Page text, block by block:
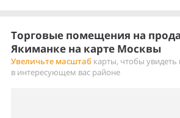
Торговые помещения на
Якиманке на карте Москвы
Увеличьте масштаб карты, чтобы увидеть
в интересующем вас районе